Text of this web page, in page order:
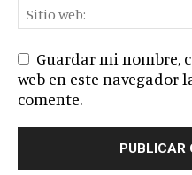
Guardar mi nombre,
web en este navegador
comente.